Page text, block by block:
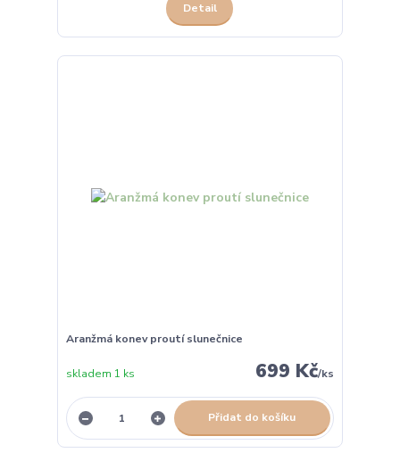
Detail
Aranžmá konev proutí slunečnice
699 Kč/ks
skladem 1 ks
Přidat do košíku